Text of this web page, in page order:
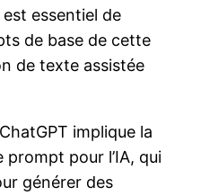
est essentiel de
de base de cette
de texte assistée
implique la
pour l’IA, qui
générer des